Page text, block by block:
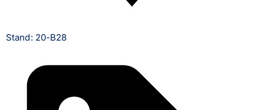
Stand: 20-B28